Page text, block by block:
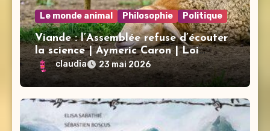
Le monde animal Philosophie Politique
Viande : l’Assemblée refuse d’écouter
la science | Aymeric Caron | Loi
d’urgence agricole
claudia 23 mai 2026